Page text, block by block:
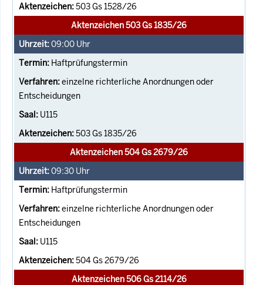
503 Gs 1528/26
Aktenzeichen 503 Gs 1835/26
09:00 Uhr
Haftprüfungstermin
einzelne richterliche Anordnungen oder
Entscheidungen
U115
503 Gs 1835/26
Aktenzeichen 504 Gs 2679/26
09:30 Uhr
Haftprüfungstermin
einzelne richterliche Anordnungen oder
Entscheidungen
U115
504 Gs 2679/26
Aktenzeichen 506 Gs 2114/26